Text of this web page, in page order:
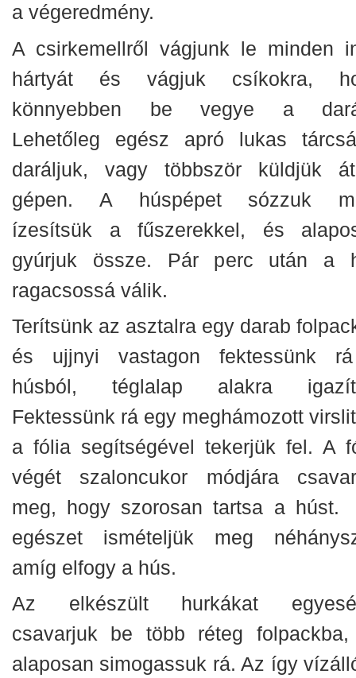
a végeredmény.
A csirkemellről vágjunk le minden
hártyát és vágjuk csíkokra,
könnyebben be vegye a
Lehetőleg egész apró lukas
daráljuk, vagy többször küldjük
gépen. A húspépet sózzuk
ízesítsük a fűszerekkel, és
gyúrjuk össze. Pár perc után a
ragacsossá válik.
Terítsünk az asztalra egy darab
és ujjnyi vastagon fektessünk
húsból, téglalap alakra
Fektessünk rá egy meghámozott
a fólia segítségével tekerjük fel. A
végét szaloncukor módjára
meg, hogy szorosan tartsa a húst.
egészet ismételjük meg
amíg elfogy a hús.
Az elkészült hurkákat
csavarjuk be több réteg
alaposan simogassuk rá. Az így